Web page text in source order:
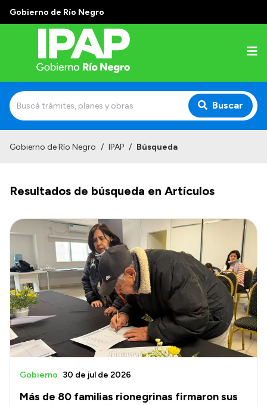
Gobierno de Río Negro
Buscar
El IPAP
Autoridades
Alumnos
Docentes y Capacitadores
Delegaciones
Normativa
Accesos directos
SIU GUARANÍ
Gobierno de Río Negro / IPAP / Búsqueda
Resultados de búsqueda en Artículos
Más de 80 familias rionegrinas firmaron sus
Gobierno 30 de jul de 2026